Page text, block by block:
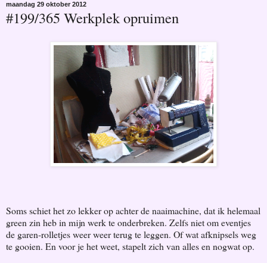
maandag 29 oktober 2012
#199/365 Werkplek opruimen
Soms schiet het zo lekker op achter de naaimachine, dat ik helemaal
green zin heb in mijn werk te onderbreken. Zelfs niet om eventjes
de garen-rolletjes weer weer terug te leggen. Of wat afknipsels weg
te gooien. En voor je het weet, stapelt zich van alles en nogwat op.